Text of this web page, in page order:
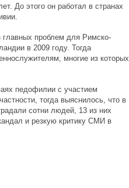
До этого он работал в странах
проблем для Римско-
в 2009 году. Тогда
многие из которых
педофилии с участием
тогда выяснилось, что в
сотни людей, 13 из них
и резкую критику СМИ в